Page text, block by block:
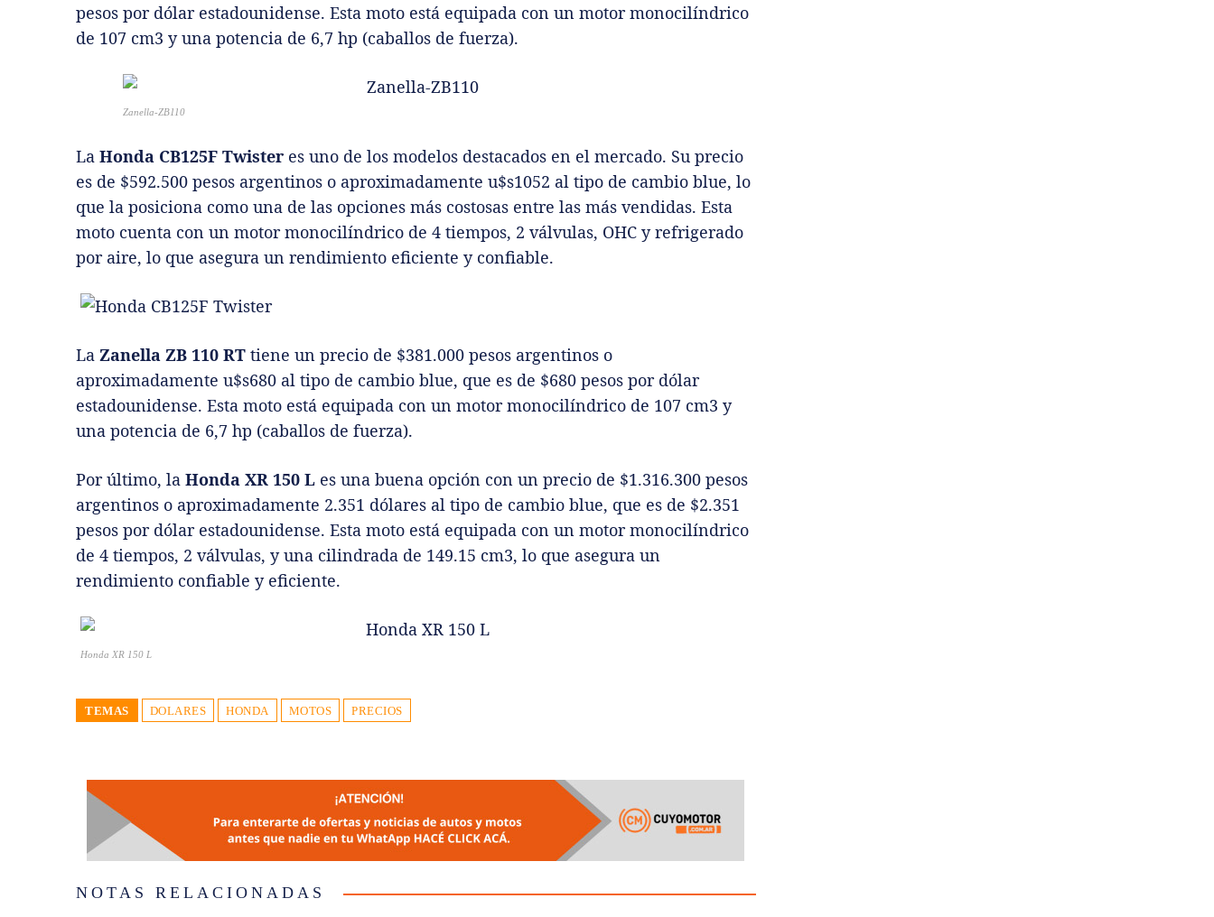
pesos por dólar estadounidense. Esta moto está equipada con un motor monocilíndrico
de 107 cm3 y una potencia de 6,7 hp (caballos de fuerza).
Zanella-ZB110
La Honda CB125F Twister es uno de los modelos destacados en el mercado. Su precio
es de $592.500 pesos argentinos o aproximadamente u$s1052 al tipo de cambio blue, lo
que la posiciona como una de las opciones más costosas entre las más vendidas. Esta
moto cuenta con un motor monocilíndrico de 4 tiempos, 2 válvulas, OHC y refrigerado
por aire, lo que asegura un rendimiento eficiente y confiable.
La Zanella ZB 110 RT tiene un precio de $381.000 pesos argentinos o
aproximadamente u$s680 al tipo de cambio blue, que es de $680 pesos por dólar
estadounidense. Esta moto está equipada con un motor monocilíndrico de 107 cm3 y
una potencia de 6,7 hp (caballos de fuerza).
Por último, la Honda XR 150 L es una buena opción con un precio de $1.316.300 pesos
argentinos o aproximadamente 2.351 dólares al tipo de cambio blue, que es de $2.351
pesos por dólar estadounidense. Esta moto está equipada con un motor monocilíndrico
de 4 tiempos, 2 válvulas, y una cilindrada de 149.15 cm3, lo que asegura un
rendimiento confiable y eficiente.
Honda XR 150 L
TEMAS DOLARES HONDA MOTOS PRECIOS
NOTAS RELACIONADAS